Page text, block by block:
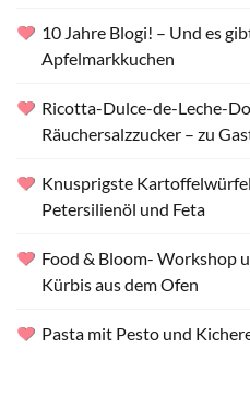
10 Jahre Blogi! – Und es
Apfelmarkkuchen
Ricotta-Dulce-de-Leche-
Räuchersalzzucker – zu
Knusprigste
Petersilienöl und Feta
Food & Bloom- Workshop
Kürbis aus dem Ofen
Pasta mit Pesto und